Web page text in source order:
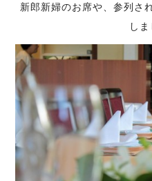
新郎新婦のお席や、参列さ
しま